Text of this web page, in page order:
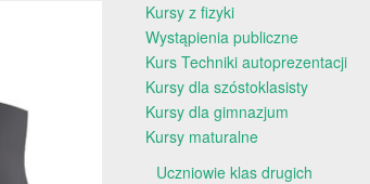
Kursy z fizyki
Wystąpienia publiczne
Kurs Techniki autoprezentacji
Kursy dla szóstoklasisty
Kursy dla gimnazjum
Kursy maturalne
Uczniowie klas drugich